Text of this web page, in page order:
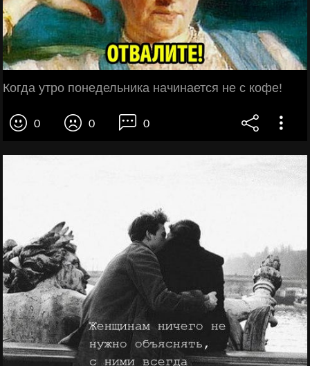
Когда утро понедельника начинается не с кофе!
0 0 0